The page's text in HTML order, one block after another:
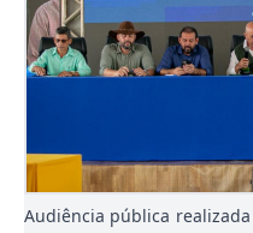
Audiência pública